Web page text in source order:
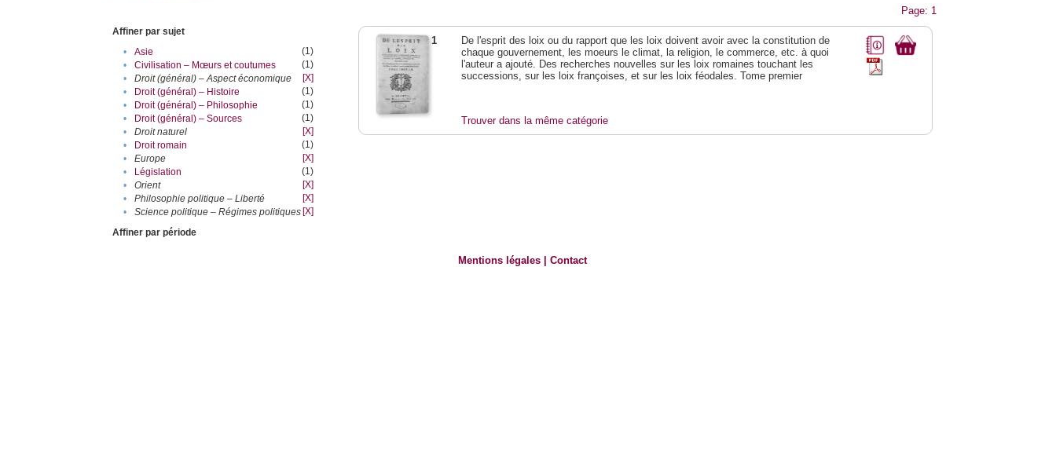
Page: 1
Affiner par sujet
•
Asie
(1)
•
Civilisation – Mœurs et coutumes
(1)
•
Droit (général) – Aspect économique
[X]
•
Droit (général) – Histoire
(1)
•
Droit (général) – Philosophie
(1)
•
Droit (général) – Sources
(1)
•
Droit naturel
[X]
•
Droit romain
(1)
•
Europe
[X]
•
Législation
(1)
•
Orient
[X]
•
Philosophie politique – Liberté
[X]
•
Science politique – Régimes politiques [X]
Affiner par période
1
De l'esprit des loix ou du rapport que les loix doivent avoir avec la constitution de
chaque gouvernement, les moeurs le climat, la religion, le commerce, etc. à quoi
l'auteur a ajouté. Des recherches nouvelles sur les loix romaines touchant les
successions, sur les loix françoises, et sur les loix féodales. Tome premier
Trouver dans la même catégorie
Mentions légales |Contact